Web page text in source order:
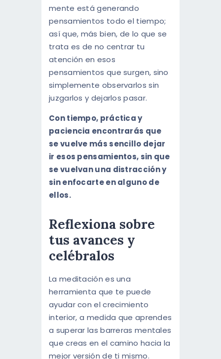
mente está generando
pensamientos todo el tiempo;
así que, más bien, de lo que se
trata es de no centrar tu
atención en esos
pensamientos que surgen, sino
simplemente observarlos sin
juzgarlos y dejarlos pasar.
Con tiempo, práctica y
paciencia encontrarás que
se vuelve más sencillo dejar
ir esos pensamientos, sin que
se vuelvan una distracción y
sin enfocarte en alguno de
ellos.
Reflexiona sobre
tus avances y
celébralos
La meditación es una
herramienta que te puede
ayudar con el crecimiento
interior, a medida que aprendes
a superar las barreras mentales
que creas en el camino hacia la
mejor versión de ti mismo.